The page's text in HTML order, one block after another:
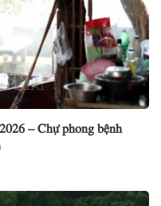
– Chự phong bệnh